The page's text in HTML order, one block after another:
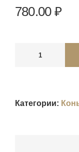
780.00 ₽
Категории: